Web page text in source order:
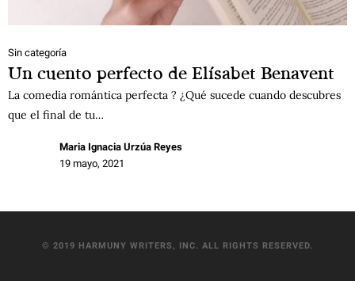
Sin categoría
Un cuento perfecto de Elísabet Benavent
La comedia romántica perfecta ? ¿Qué sucede cuando descubres
que el final de tu…
Maria Ignacia Urzúa Reyes
19 mayo, 2021
© 2019 HARMUNY WRITERS, INC. ALL RIGHTS RESERVED.